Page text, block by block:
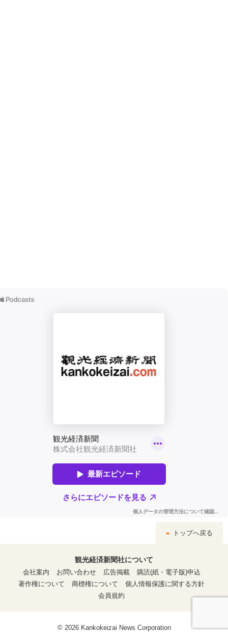
トップへ戻る
観光経済新聞社について
会社案内
お問い合わせ 広告掲載
購読(紙・電子版)申込
著作権について
商標権について
個人情報保護に関する方針
会員規約
© 2026 Kankokeizai News Corporation